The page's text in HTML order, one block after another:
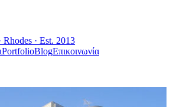
Rhodes · Est. 2013
PortfolioBlogΕπικοινωνία